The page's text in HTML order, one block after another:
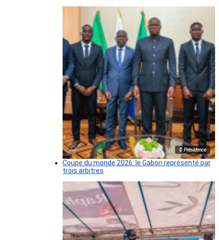
© Présidence
Coupe du monde 2026: le Gabon représenté par
trois arbitres